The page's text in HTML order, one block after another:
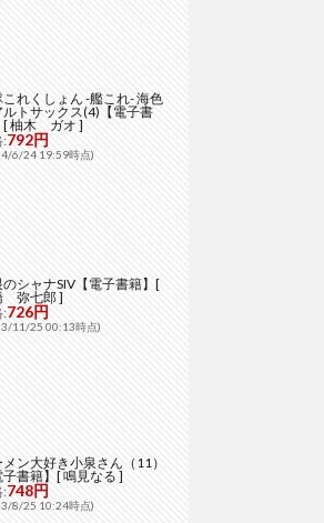
これくしょん -艦これ- 海色
ルトサックス(4)【電子書
[ 柚木 ガオ ]
:792円
6/24 19:59時点)
のシャナSIV【電子書籍】[
弥七郎 ]
:726円
11/25 00:13時点)
メン大好き小泉さん（11）
子書籍】[ 鳴見なる ]
:748円
8/25 10:24時点)